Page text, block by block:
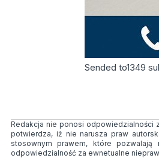
Sended to1349
Redakcja nie ponosi odpowiedzialności
potwierdza, iż nie narusza praw
stosownym prawem, które
odpowiedzialność za ewnetualne